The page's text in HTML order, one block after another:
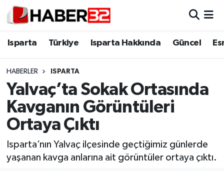
Isparta Türkiye Isparta Hakkında Güncel
HABERLER ISPARTA
Yalvaç’ta Sokak Ortasında
Kavganın Görüntüleri
Ortaya Çıktı
Isparta’nın Yalvaç ilçesinde geçtiğimiz günlerde
yaşanan kavga anlarına ait görüntüler ortaya çıktı.
Isparta
Esnaf Diyor ki;
ASAYİŞ
BİLİM VE TEKNOLOJİ
Isparta Nöbetçi Eczaneler
Isparta Trafik Yoğunluk Haritası
Süper Lig Puan Durumu ve Fikstür
Tüm Manşetler
Son Dakika Haberleri